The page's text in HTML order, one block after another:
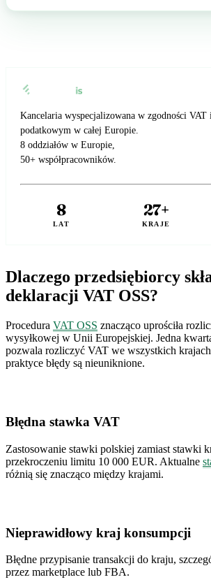
Włochy
Kancelaria wyspecjalizowana w zgodności
podatkowym w całej Europie.
8 oddziałów w Europie,
50+ współpracowników.
8
LAT
27+
KRAJE
Dlaczego przedsiębiorcy
deklaracji VAT OSS?
Procedura VAT OSS znacząco uprościła
wysyłkowej w Unii Europejskiej. Jedna
pozwala rozliczyć VAT we wszystkich
praktyce błędy są nieuniknione.
Błędna stawka VAT
Zastosowanie stawki polskiej zamiast stawki
przekroczeniu limitu 10 000 EUR. Aktualne
różnią się znacząco między krajami.
Nieprawidłowy kraj konsumpcji
Błędne przypisanie transakcji do kraju,
przez marketplace lub FBA.